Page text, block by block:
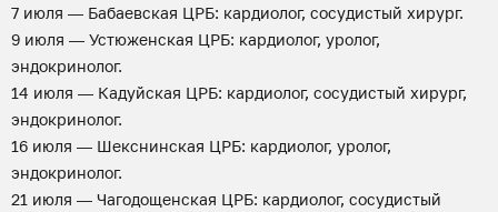
7 июля — Бабаевская ЦРБ: кардиолог, сосудистый хирург.
9 июля — Устюженская ЦРБ: кардиолог, уролог,
эндокринолог.
14 июля — Кадуйская ЦРБ: кардиолог, сосудистый хирург,
эндокринолог.
16 июля — Шекснинская ЦРБ: кардиолог, уролог,
эндокринолог.
21 июля — Чагодощенская ЦРБ: кардиолог, сосудистый